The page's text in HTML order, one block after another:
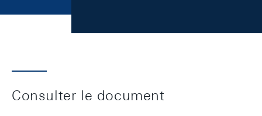
Consulter le document